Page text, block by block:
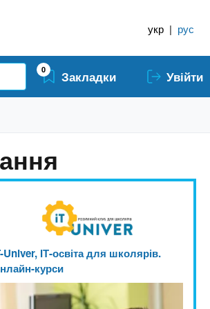
укр | рус
0 Закладки Увійти
Univer, ІТ-освіта для школярів.
курси